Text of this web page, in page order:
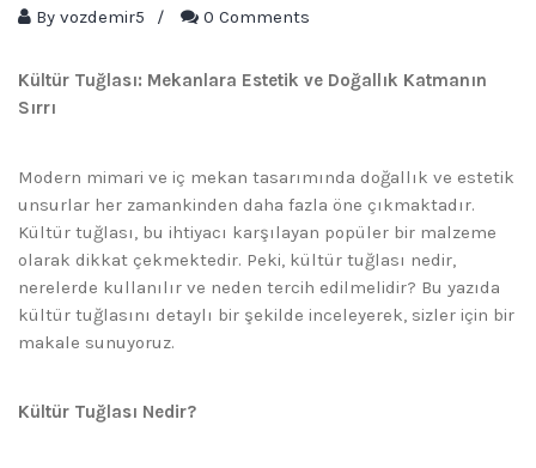
By vozdemir5 / 0 Comments
Kültür Tuğlası: Mekanlara Estetik ve Doğallık Katmanın
Sırrı
Modern mimari ve iç mekan tasarımında doğallık ve estetik
unsurlar her zamankinden daha fazla öne çıkmaktadır.
Kültür tuğlası, bu ihtiyacı karşılayan popüler bir malzeme
olarak dikkat çekmektedir. Peki, kültür tuğlası nedir,
nerelerde kullanılır ve neden tercih edilmelidir? Bu yazıda
kültür tuğlasını detaylı bir şekilde inceleyerek, sizler için bir
makale sunuyoruz.
Kültür Tuğlası Nedir?